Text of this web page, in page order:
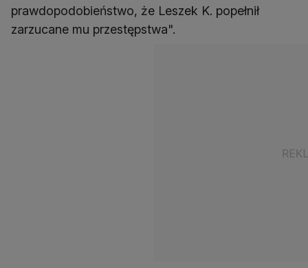
prawdopodobieństwo, że Leszek K. popełnił
zarzucane mu przestępstwa".